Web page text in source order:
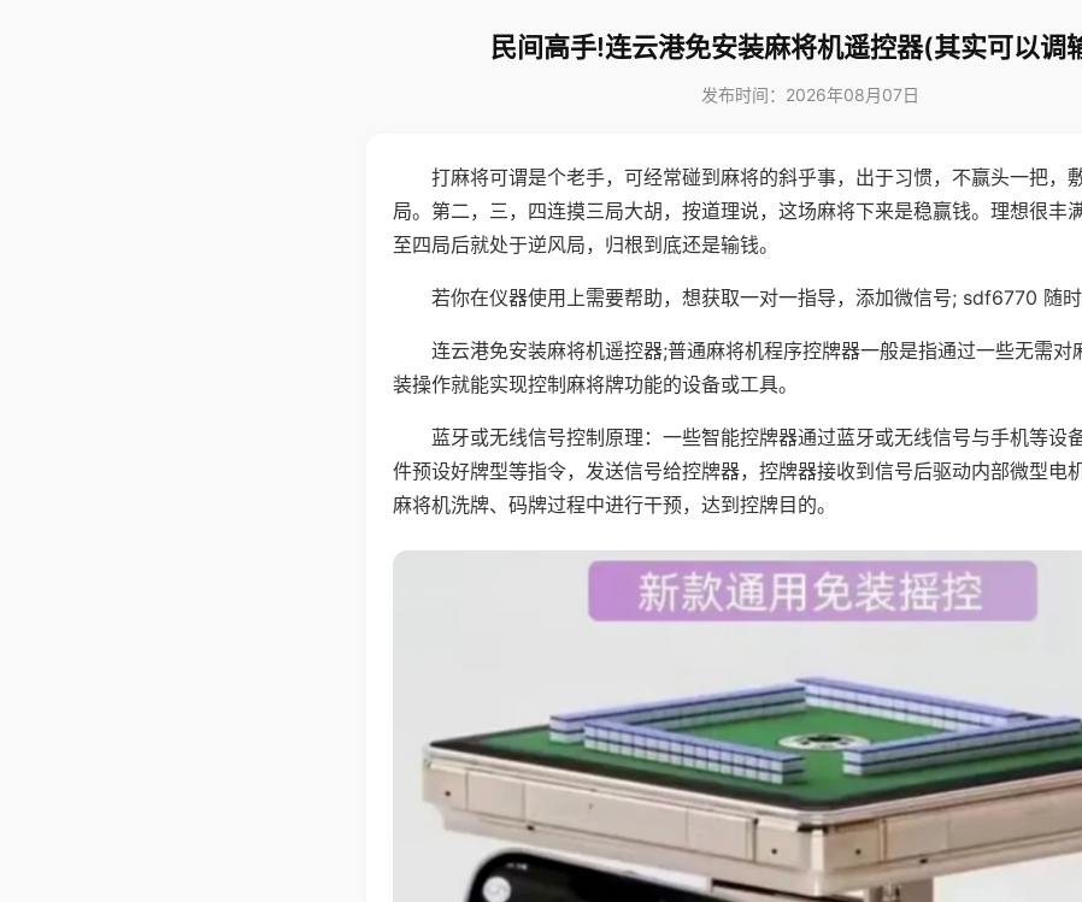
民间高手!连云港免安装麻将机遥控器(其实可以调
发布时间：2026年08月07日
打麻将可谓是个老手，可经常碰到麻将的斜乎事，出于习惯，不赢头一把，
局。第二，三，四连摸三局大胡，按道理说，这场麻将下来是稳赢钱。理想很丰
至四局后就处于逆风局，归根到底还是输钱。
若你在仪器使用上需要帮助，想获取一对一指导，添加微信号; sdf6770 随时
连云港免安装麻将机遥控器;普通麻将机程序控牌器一般是指通过一些无需对
装操作就能实现控制麻将牌功能的设备或工具。
蓝牙或无线信号控制原理：一些智能控牌器通过蓝牙或无线信号与手机等设
件预设好牌型等指令，发送信号给控牌器，控牌器接收到信号后驱动内部微型电
麻将机洗牌、码牌过程中进行干预，达到控牌目的。